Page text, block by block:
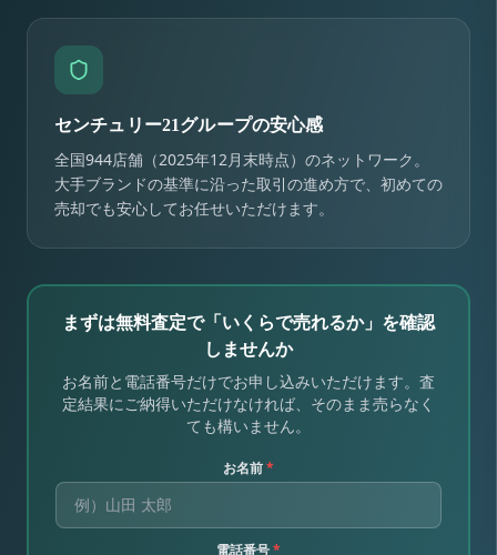
センチュリー21グループの安心感
全国944店舗（2025年12月末時点）のネットワーク。
大手ブランドの基準に沿った取引の進め方で、初めての
売却でも安心してお任せいただけます。
まずは無料査定で「いくらで売れるか」を確認
しませんか
お名前と電話番号だけでお申し込みいただけます。査
定結果にご納得いただけなければ、そのまま売らなく
ても構いません。
お名前*
電話番号*